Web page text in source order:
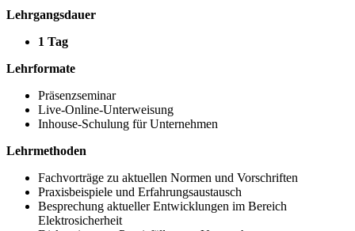
Lehrgangsdauer
1 Tag
Lehrformate
Präsenzseminar
Live-Online-Unterweisung
Inhouse-Schulung für Unternehmen
Lehrmethoden
Fachvorträge zu aktuellen Normen und Vorschriften
Praxisbeispiele und Erfahrungsaustausch
Besprechung aktueller Entwicklungen im Bereich
Elektrosicherheit